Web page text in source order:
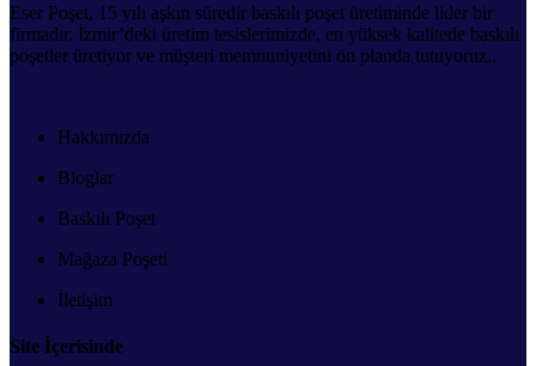
Eser Poşet, 15 yılı aşkın süredir baskılı poşet üretiminde lider bir
firmadır. İzmir’deki üretim tesislerimizde, en yüksek kalitede baskılı
poşetler üretiyor ve müşteri memnuniyetini ön planda tutuyoruz..
Hakkımızda
Bloglar
Baskılı Poşet
Mağaza Poşeti
İletişim
Site İçerisinde